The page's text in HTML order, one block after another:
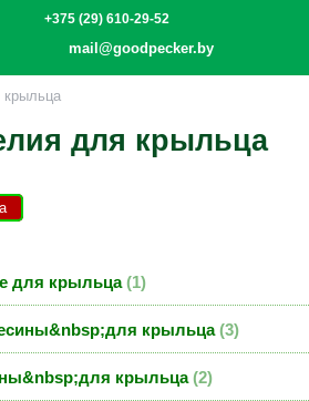
+375 (29) 610-29-52
mail@goodpecker.by
крыльца
для крыльца
для крыльца 1
крыльца 3
крыльца 2